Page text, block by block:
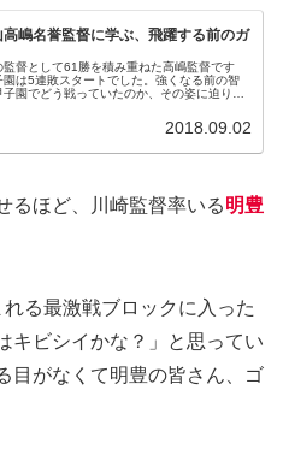
嶋名誉監督に学ぶ、飛躍する前のガ
監督として61勝を積み重ねた高嶋監督です
園は5連敗スタートでした。強くなる前の智
園でどう戦っていたのか、その姿に迫りま
2018.09.02
るほど、川崎監督率いる明豊
る最激戦ブロックに入った
キビシイかな？」と思ってい
目がなくて明豊の皆さん、ゴ